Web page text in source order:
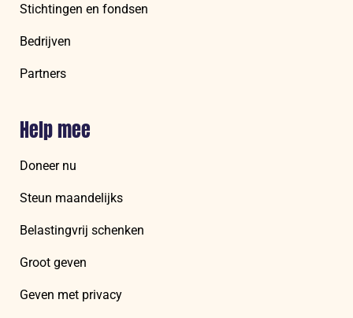
Stichtingen en fondsen
Bedrijven
Partners
Help mee
Doneer nu
Steun maandelijks
Belastingvrij schenken
Groot geven
Geven met privacy